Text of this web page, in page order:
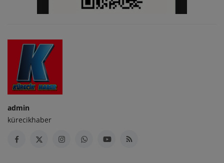
admin
kürecikhaber